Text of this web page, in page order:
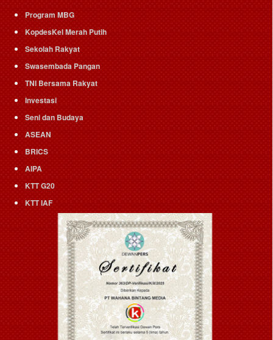
Program MBG
KopdesKel Merah Putih
Sekolah Rakyat
Swasembada Pangan
TNI Bersama Rakyat
Investasi
Seni dan Budaya
ASEAN
BRICS
AIPA
KTT G20
KTT IAF